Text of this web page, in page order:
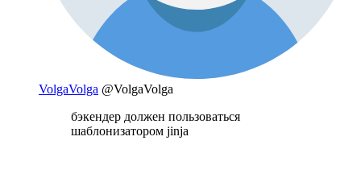
VolgaVolga @VolgaVolga
бэкендер должен пользоваться
шаблонизатором jinja